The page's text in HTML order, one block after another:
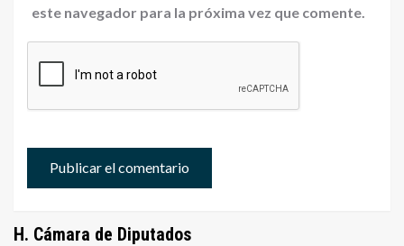
este navegador para la próxima vez que comente.
H. Cámara de Diputados